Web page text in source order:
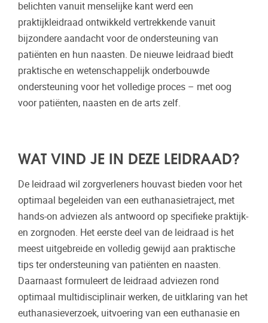
belichten vanuit menselijke kant werd een
praktijkleidraad ontwikkeld vertrekkende vanuit
bijzondere aandacht voor de ondersteuning van
patiënten en hun naasten. De nieuwe leidraad biedt
praktische en wetenschappelijk onderbouwde
ondersteuning voor het volledige proces – met oog
voor patiënten, naasten en de arts zelf.
WAT VIND JE IN DEZE LEIDRAAD?
De leidraad wil zorgverleners houvast bieden voor het
optimaal begeleiden van een euthanasietraject, met
hands-on adviezen als antwoord op specifieke praktijk-
en zorgnoden. Het eerste deel van de leidraad is het
meest uitgebreide en volledig gewijd aan praktische
tips ter ondersteuning van patiënten en naasten.
Daarnaast formuleert de leidraad adviezen rond
optimaal multidisciplinair werken, de uitklaring van het
euthanasieverzoek, uitvoering van een euthanasie en